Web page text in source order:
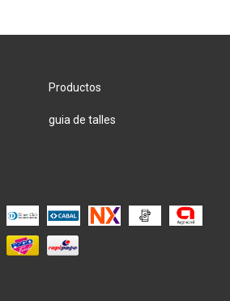
Productos
guia de talles